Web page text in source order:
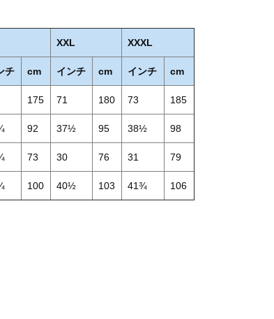
XXL XXXL
チ cm インチ cm インチ cm
175 71 180 73 185
92 37½ 95 38½ 98
73 30 76 31 79
100 40½ 103 41¾ 106